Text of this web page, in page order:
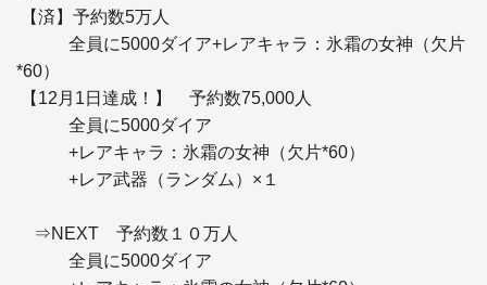
全員に5000ダイア+レアキャラ：氷霜の女神（欠片
*60）
全員に5000ダイア
+レアキャラ：氷霜の女神（欠片*60）
+レア武器（ランダム）×１
⇒NEXT　予約数１０万人
全員に5000ダイア